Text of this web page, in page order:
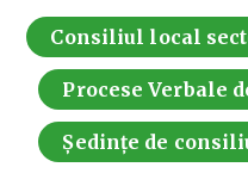
Consiliul local
Procese Verbale
Ședințe de